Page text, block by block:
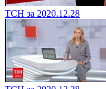
ТСН за 2020.12.28